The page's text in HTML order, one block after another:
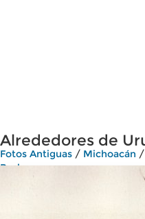
Alrededores de
Fotos Antiguas / Michoacán /
Brehme